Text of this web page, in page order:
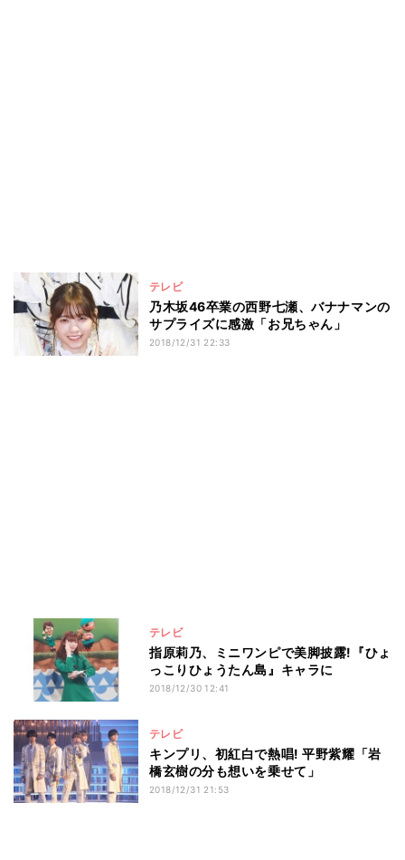
テレビ
乃木坂46卒業の西野七瀬、バナナマンの
サプライズに感激「お兄ちゃん」
2018/12/31 22:33
テレビ
指原莉乃、ミニワンピで美脚披露!『ひょ
っこりひょうたん島』キャラに
2018/12/30 12:41
テレビ
キンプリ、初紅白で熱唱! 平野紫耀「岩
橋玄樹の分も想いを乗せて」
2018/12/31 21:53